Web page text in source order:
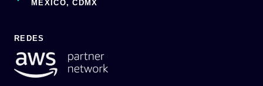
MÉXICO, CDMX
REDES